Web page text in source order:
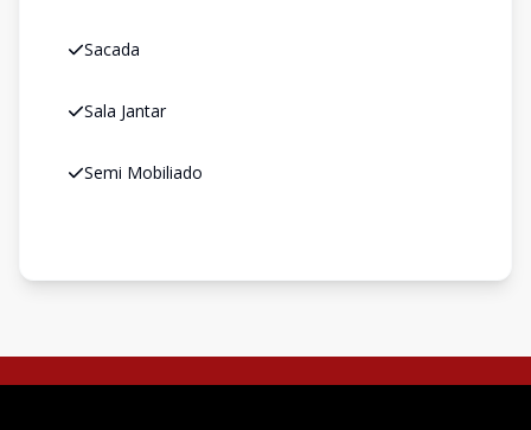
Sacada
Sala Jantar
Semi Mobiliado